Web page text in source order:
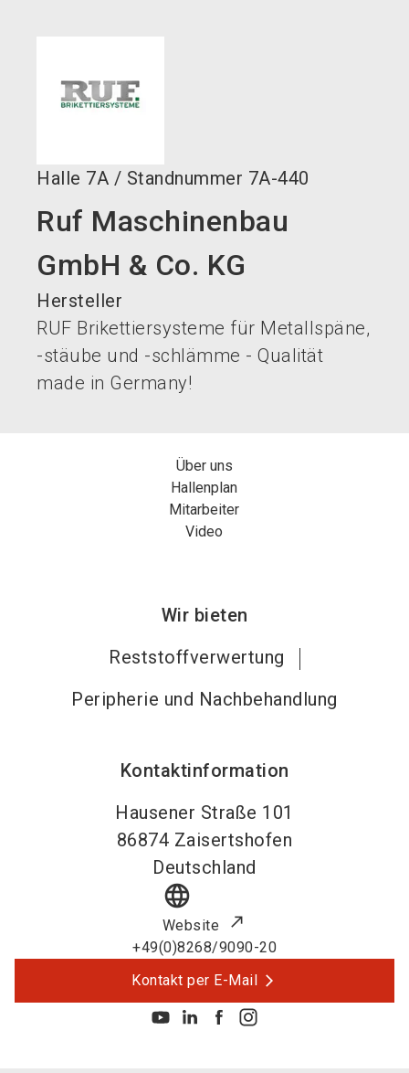
Halle 7A / Standnummer 7A-440
Ruf Maschinenbau
GmbH & Co. KG
Hersteller
RUF Brikettiersysteme für Metallspäne,
-stäube und -schlämme - Qualität
made in Germany!
Über uns
Hallenplan
Mitarbeiter
Video
Wir bieten
Reststoffverwertung
Peripherie und Nachbehandlung
Kontaktinformation
Hausener Straße 101
86874 Zaisertshofen
Deutschland
language
Website
+49(0)8268/9090-20
Kontakt per E-Mail